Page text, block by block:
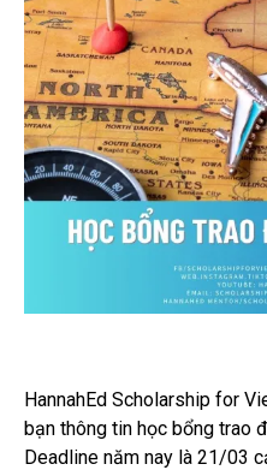
HannahEd Scholarship for
bạn thông tin học bổng trao
Deadline năm nay là 21/03